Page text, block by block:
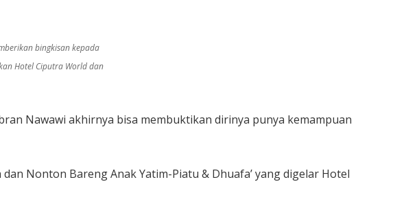
bingkisan kepada
Hotel Ciputra World dan
Nawawi akhirnya bisa membuktikan dirinya punya kemampuan
Nonton Bareng Anak Yatim-Piatu & Dhuafa’ yang digelar Hotel